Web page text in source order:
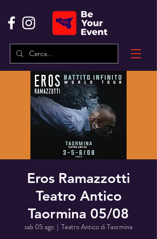
Eros Ramazzotti
Teatro Antico
Taormina 05/08
sab 05 ago
  |
Teatro Antico di Taormina